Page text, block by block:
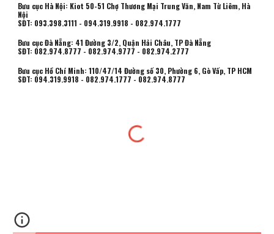
Bưu cục Hà Nội: Kiot 50-51 Chợ Thương Mại Trung Văn, Nam Từ Liêm, Hà
Nội
SĐT: 093.398.3111 - 094.319.9918 - 082.974.1777
Bưu cục Đà Nẵng: 41 Đường 3/2, Quận Hải Châu, TP Đà Nẵng
SĐT: 082.974.8777 - 082.974.9777 - 082.974.2777
Bưu cục Hồ Chí Minh:110/47/14 Đường số 30, Phường 6, Gò Vấp, TP HCM
SĐT: 094.319.9918 - 082.974.1777 - 082.974.8777